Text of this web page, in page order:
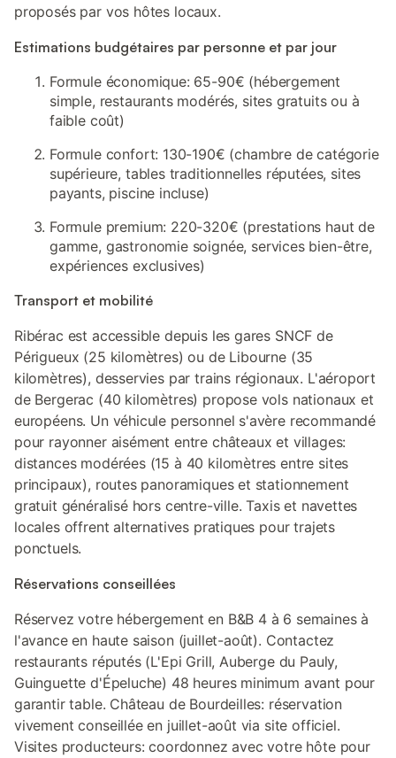
proposés par vos hôtes locaux.
Estimations budgétaires par personne et par jour
Formule économique: 65-90€ (hébergement
simple, restaurants modérés, sites gratuits ou à
faible coût)
Formule confort: 130-190€ (chambre de catégorie
supérieure, tables traditionnelles réputées, sites
payants, piscine incluse)
Formule premium: 220-320€ (prestations haut de
gamme, gastronomie soignée, services bien-être,
expériences exclusives)
Transport et mobilité
Ribérac est accessible depuis les gares SNCF de
Périgueux (25 kilomètres) ou de Libourne (35
kilomètres), desservies par trains régionaux. L'aéroport
de Bergerac (40 kilomètres) propose vols nationaux et
européens. Un véhicule personnel s'avère recommandé
pour rayonner aisément entre châteaux et villages:
distances modérées (15 à 40 kilomètres entre sites
principaux), routes panoramiques et stationnement
gratuit généralisé hors centre-ville. Taxis et navettes
locales offrent alternatives pratiques pour trajets
ponctuels.
Réservations conseillées
Réservez votre hébergement en B&B 4 à 6 semaines à
l'avance en haute saison (juillet-août). Contactez
restaurants réputés (L'Epi Grill, Auberge du Pauly,
Guinguette d'Épeluche) 48 heures minimum avant pour
garantir table. Château de Bourdeilles: réservation
vivement conseillée en juillet-août via site officiel.
Visites producteurs: coordonnez avec votre hôte pour